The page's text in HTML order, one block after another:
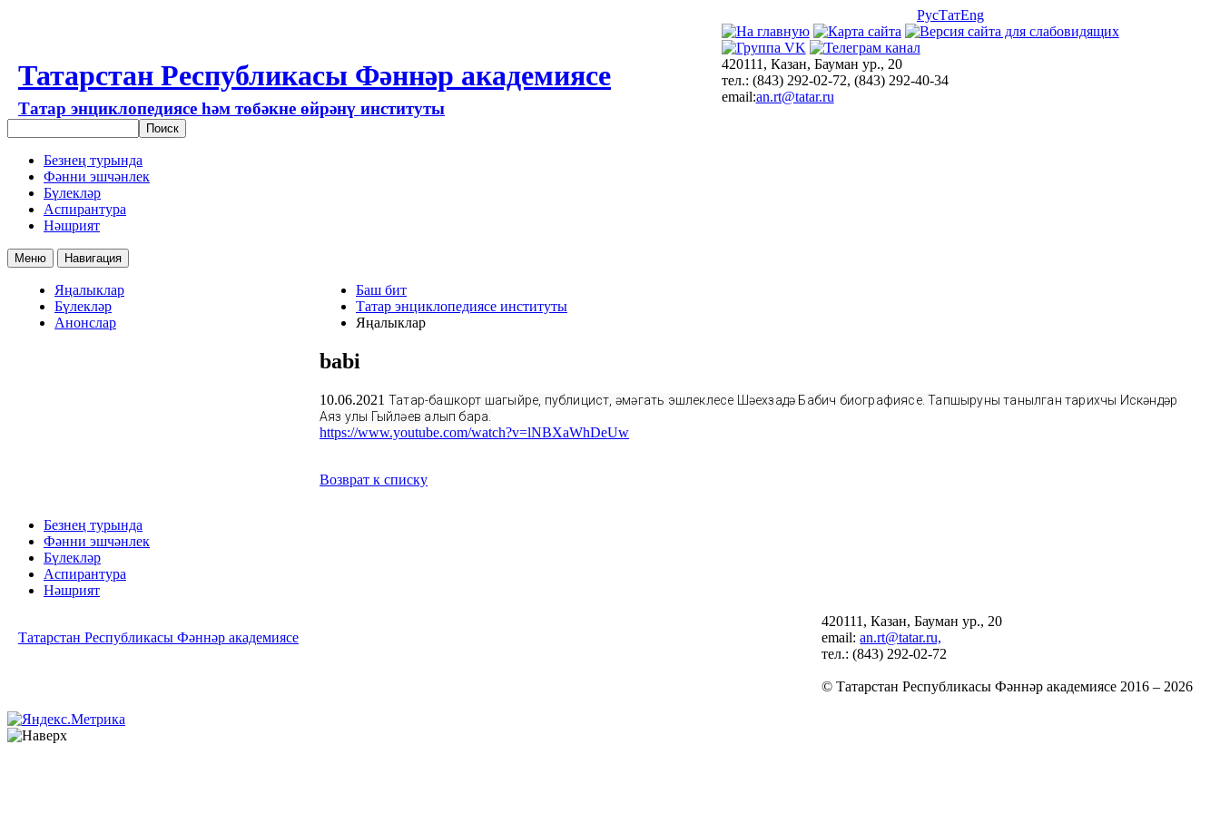
РусТатEng
Татарстан Республикасы Фәннәр академиясе
Татар энциклопедиясе һәм төбәкне өйрәнү институты
420111, Казан, Бауман ур., 20
тел.: (843) 292-02-72, (843) 292-40-34
email:an.rt@tatar.ru
Безнең турында
Фәнни эшчәнлек
Бүлекләр
Аспирантура
Нәшрият
Меню Навигация
Яңалыклар
Бүлекләр
Анонслар
Баш бит
Татар энциклопедиясе институты
Яңалыклар
babi
10.06.2021 Татар-башкорт шагыйре, публицист, җәмәгать эшлеклесе Шәехзадә Бабич биографиясе. Тапшыруны танылган тарихчы Искәндәр
Аяз улы Гыйләҗев алып бара.
https://www.youtube.com/watch?v=lNBXaWhDeUw
Возврат к списку
Безнең турында
Фәнни эшчәнлек
Бүлекләр
Аспирантура
Нәшрият
Татарстан Республикасы Фәннәр академиясе
420111, Казан, Бауман ур., 20
email:an.rt@tatar.ru,
тел.: (843) 292-02-72
© Татарстан Республикасы Фәннәр академиясе 2016 – 2026